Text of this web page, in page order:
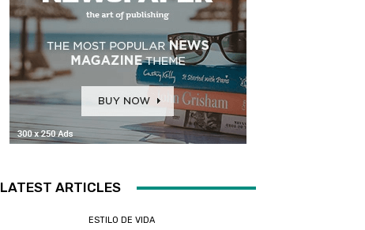
LATEST ARTICLES
ESTILO DE VIDA